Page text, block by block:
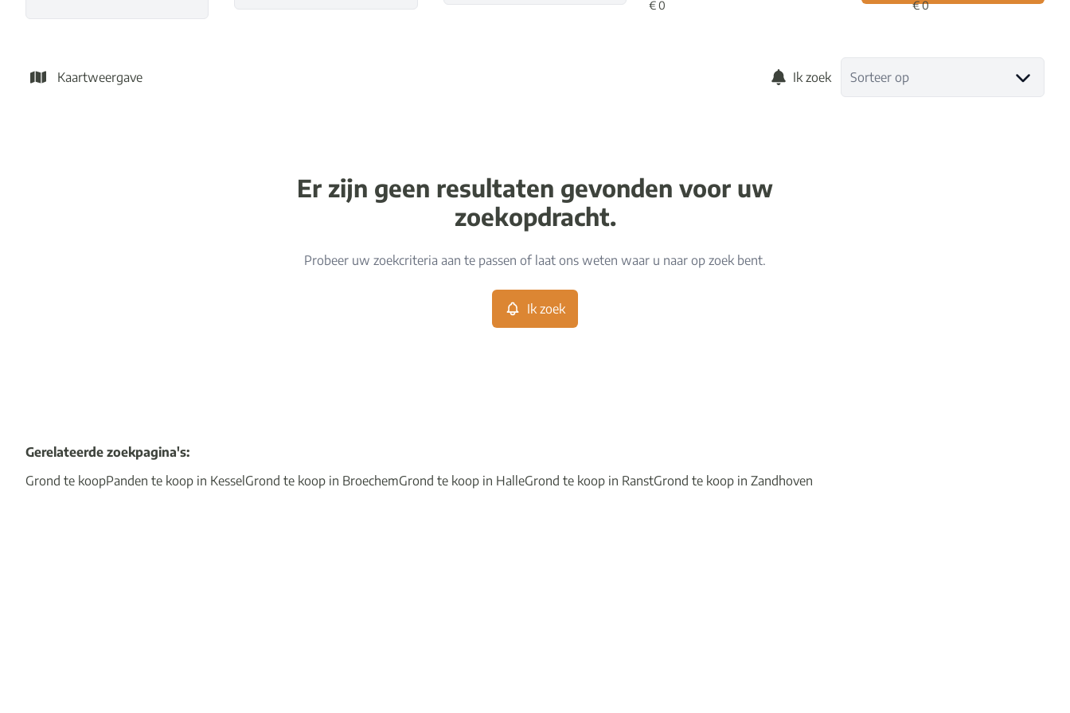
Kaartweergave Ik zoek Sorteer op
Er zijn geen resultaten gevonden voor uw
zoekopdracht.
Probeer uw zoekcriteria aan te passen of laat ons weten waar u naar op zoek bent.
Ik zoek
Gerelateerde zoekpagina's:
Grond te koopPanden te koop in Kessel Grond te koop in BroechemGrond te koop in HalleGrond te koop in RanstGrond te koop in Zandhoven